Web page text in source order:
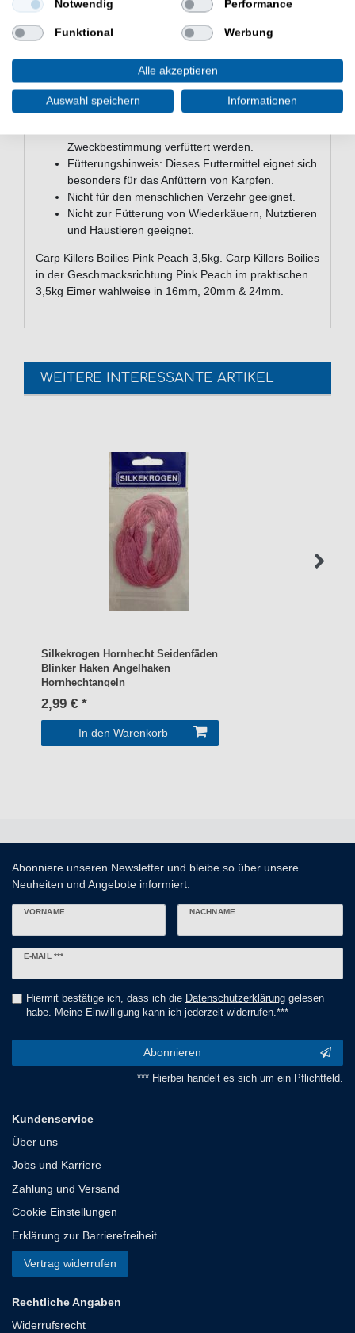
0,56g,Mischung aus naturidentischen Aromastoffen
9,32g
Hinweise & Empfehlungen zu den
Carp Killers Boilies:
Zweckbestimmung verfüttert werden.
Fütterungshinweis: Dieses Futtermittel eignet sich
besonders für das Anfüttern von Karpfen.
Nicht für den menschlichen Verzehr geeignet.
Nicht zur Fütterung von Wiederkäuern, Nutztieren
und Haustieren geeignet.
Carp Killers Boilies Pink Peach 3,5kg. Carp Killers Boilies
in der Geschmacksrichtung Pink Peach im praktischen
3,5kg Eimer wahlweise in 16mm, 20mm & 24mm.
WEITERE INTERESSANTE ARTIKEL
Silkekrogen Hornhecht Seidenfäden
Blinker Haken Angelhaken
Hornhechtangeln
2,99 € *
In den Warenkorb
Abonniere unseren Newsletter und bleibe so über unsere
Neuheiten und Angebote informiert.
VORNAME NACHNAME
E-MAIL ***
Newsletter
Hiermit bestätige ich, dass ich die Daten­schutz­erklärunggelesen
habe. Meine Einwilligung kann ich jederzeit widerrufen.***
Abonnieren
*** Hierbei handelt es sich um ein Pflichtfeld.
Kundenservice
Über uns
Jobs und Karriere
Zahlung und Versand
Cookie Einstellungen
Erklärung zur Barrierefreiheit
Vertrag widerrufen
Rechtliche Angaben
Widerrufsrecht
Notwendig Performance
Funktional Werbung
Alle akzeptieren
Auswahl speichern Informationen